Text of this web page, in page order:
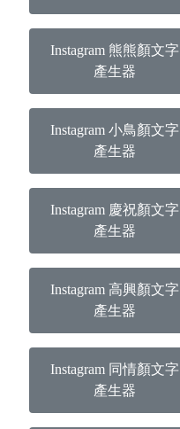
Instagram 熊熊顏文字
產生器
Instagram 小鳥顏文字
產生器
Instagram 慶祝顏文字
產生器
Instagram 高興顏文字
產生器
Instagram 同情顏文字
產生器